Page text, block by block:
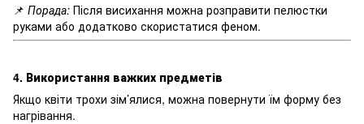
📌 Порада: Після висихання можна розправити пелюстки
руками або додатково скористатися феном.
4. Використання важких предметів
Якщо квіти трохи зім’ялися, можна повернути їм форму без
нагрівання.